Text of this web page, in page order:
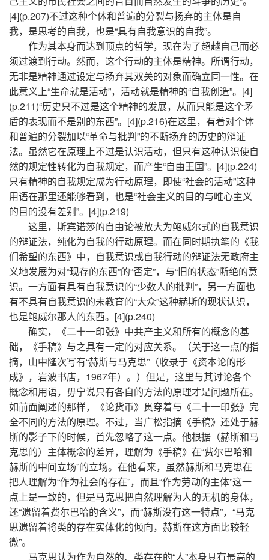
[4](p.207)不过这种个体和普遍的分裂与扬弃的主体是自
我，是思考的自我，也是“具有自我意识的自我”。
作为其本身而达到顶点的哲学，现在为了超越自己而必
须过渡到行动。然而，这个行动的主体是精神。所谓行动，
无非是精神通过设定与扬弃其双关的对象而确立同一性。在
此意义上“生命就是活动”，活动就是精神的“自我创造”。[4]
(p.211)“历史只不过是这个精神的发展，从而只能是这个矛
盾的表现而不是别的东西”。[4](p.216)在这里，有着对个体
和普遍的分裂加以“革命与批判”的不断扬弃的历史的辩证
法。虽然它在原理上不过是认识活动，但只有这种认识使自
然的规定性转化为自我规定，而产生“自由王国”。[4](p.224)
只有精神的自我规定成为行动原理，即使“社会的活动”这种
用语在那里还能够看到，也是“社会主义的目的与唯心主义
的目的没有差别”。[4](p.219)
这里，斯宾诺莎的自由论被放大为鲍威尔式的自我意识
的辩证法，纯化为自我的行动原理。而在同时期执笔的《我
们希望的东西》中，自我意识或自我行动的辩证法无政府主
义地发展为对“现存的东西”的“否定”，与“旧的状态”断绝的意
识。一方面有具有自我意识的“少数人的批判”，另一方面也
有不具有自我意识的未教育的“大众”这种赫斯的现状认识，
也是鲍威尔那人的东西。[4](p.240)
确实，《二十一印张》中共产主义和所有的概念的基
础，《手稿》与之具有一定的对应关系。（关于这一点的指
摘，山中隆次写有“赫斯与马克思”（收录于《资本论的形
成》，岩波书店，1967年）。）但是，这里与其讨论各个
概念和用语，毋宁说只有各自的方法的原理才是问题所在。
如前面阐述的那样，《论货币》贯穿着与《二十一印张》完
全不同的方法的原理。不过，当广松指摘《手稿》还处于赫
斯的影子下的时候，首先忽略了这一点。他根据（赫斯和马
克思的）主体概念的差异，理解为《手稿》在“费尔巴哈和
赫斯的中间立场”的立场。在他看来，虽然赫斯和马克思在
把人理解为“作为社会的存在”，而且“作为劳动的主体”这一
点上是一致的，但是马克思把自然理解为人的无机的身体，
还“遗留着费尔巴哈的含义”，而“赫斯没有这一特点”，“马克
思遗留着将类的存在实体化的倾向，赫斯在这方面比较轻
微”。
马克思认为作为自然的、类存在的“人”本身具有最高的